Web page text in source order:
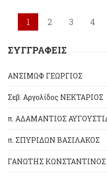
1 2 3 4
ΣΥΓΓΡΑΦΕΙΣ
ΑΝΣΙΜΩΦ ΓΕΩΡΓΙΟΣ
Σεβ. Αργολίδος ΝΕΚΤΑΡΙΟΣ
π. ΑΔΑΜΑΝΤΙΟΣ
π. ΣΠΥΡΙΔΩΝ ΒΑΣΙΛΑΚΟΣ
ΓΑΝΩΤΗΣ ΚΩΝΣΤΑΝΤΙΝΟΣ